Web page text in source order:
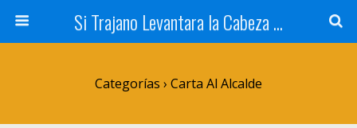
Si Trajano Levantara la Cabeza ...
Categorías › Carta Al Alcalde